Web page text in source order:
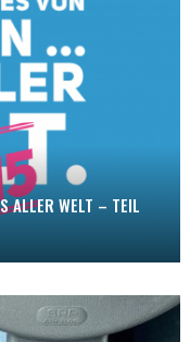
ALLER WELT – TEIL